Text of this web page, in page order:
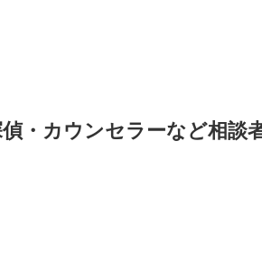
・カウンセラーなど相談